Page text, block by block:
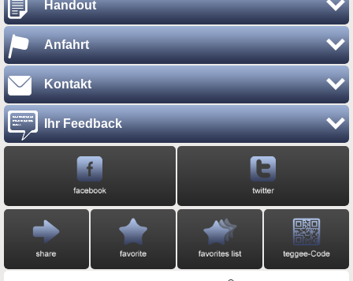
Handout
Anfahrt
Kontakt
Ihr Feedback